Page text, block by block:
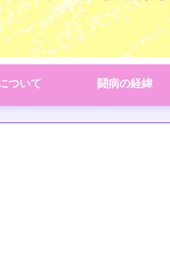
ついて 闘病の経緯